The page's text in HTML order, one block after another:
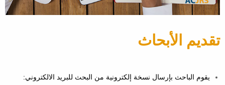
تقديم الأبحاث
يقوم الباحث بإرسال نسخة إلكترونية من البحث للبريد الالكتروني: